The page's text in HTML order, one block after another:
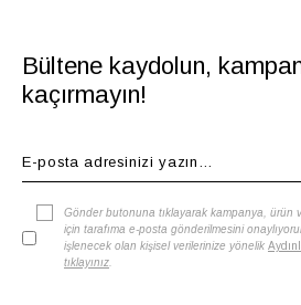
Bültene kaydolun,
kaçırmayın!
Gönder butonuna tıklayarak kampanya, ürün
için tarafıma e-posta gönderilmesini
işlenecek olan kişisel verilerinize yönelik
tıklayınız